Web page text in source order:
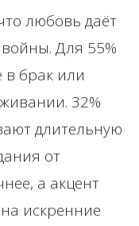
любовь даёт
Для 55%
в брак или
32%
длительную
от
а акцент
искренние